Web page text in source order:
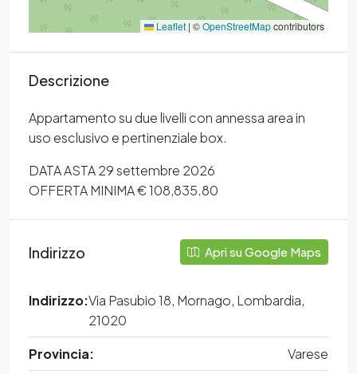
Leaflet | ©OpenStreetMapcontributors
Descrizione
Appartamento su due livelli con annessa area in
uso esclusivo e pertinenziale box.
DATA ASTA 29 settembre 2026
OFFERTA MINIMA € 108,835.80
Indirizzo Apri su Google Maps
Indirizzo:Via Pasubio 18, Mornago, Lombardia,
21020
Provincia:
Varese